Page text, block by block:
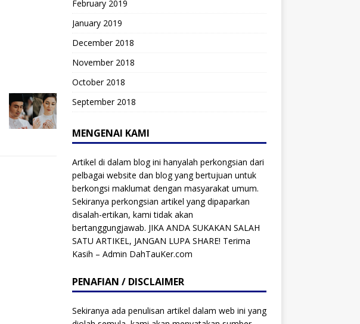
February 2019
January 2019
December 2018
November 2018
October 2018
September 2018
MENGENAI KAMI
Artikel di dalam blog ini hanyalah perkongsian dari
pelbagai website dan blog yang bertujuan untuk
berkongsi maklumat dengan masyarakat umum.
Sekiranya perkongsian artikel yang dipaparkan
disalah-ertikan, kami tidak akan
bertanggungjawab. JIKA ANDA SUKAKAN SALAH
SATU ARTIKEL, JANGAN LUPA SHARE! Terima
Kasih – Admin DahTauKer.com
PENAFIAN / DISCLAIMER
Sekiranya ada penulisan artikel dalam web ini yang